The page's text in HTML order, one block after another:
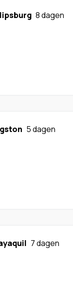
8 dagen
5 dagen
7 dagen